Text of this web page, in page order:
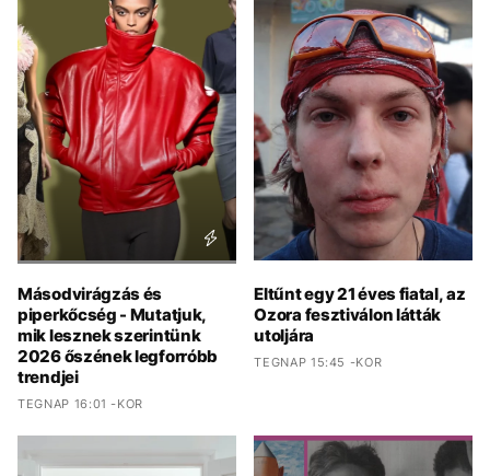
Másodvirágzás és
piperkőcség - Mutatjuk,
mik lesznek szerintünk
2026 őszének legforróbb
trendjei
TEGNAP 16:01 -KOR
Eltűnt egy 21 éves fiatal, az
Ozora fesztiválon látták
utoljára
TEGNAP 15:45 -KOR